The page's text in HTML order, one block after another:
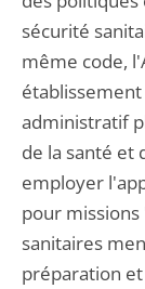
sécurité
même code,
administratif
de la santé et
employer
pour missions
sanitaires
préparation